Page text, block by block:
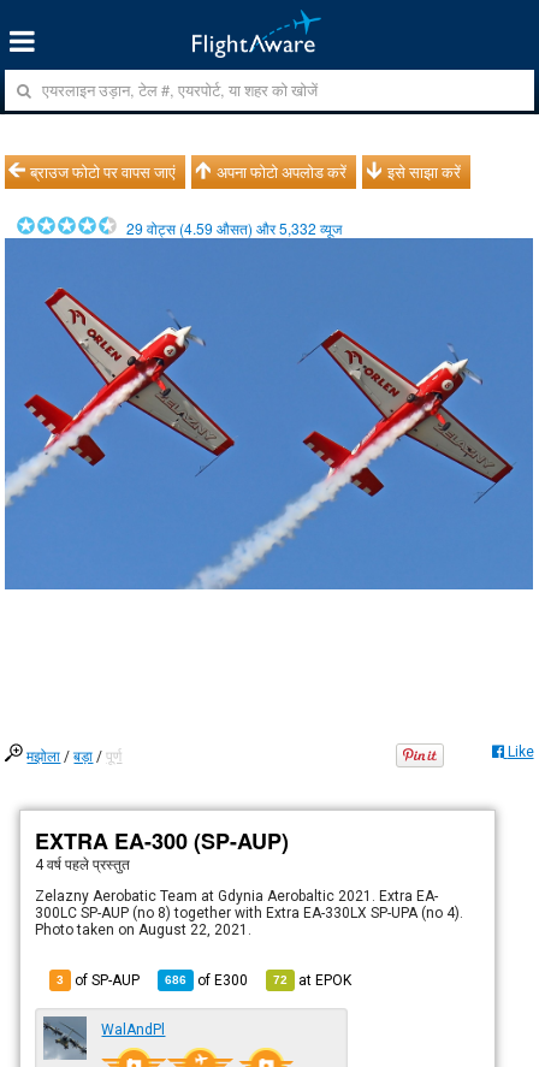
ब्राउज फोटो पर वापस जाएं अपना फोटो अपलोड करें इसे साझा करें
29 वोट्स (4.59 औसत) और5,332 व्यूज
मझोला /बड़ा /पूर्ण Like
EXTRA EA-300 (SP-AUP)
4 वर्ष पहले प्रस्तुत
Zelazny Aerobatic Team at Gdynia Aerobaltic 2021. Extra EA-
300LC SP-AUP (no 8) together with Extra EA-330LX SP-UPA (no 4).
Photo taken on August 22, 2021.
3 of SP-AUP 686 ofE300 72 atEPOK
WalAndPl